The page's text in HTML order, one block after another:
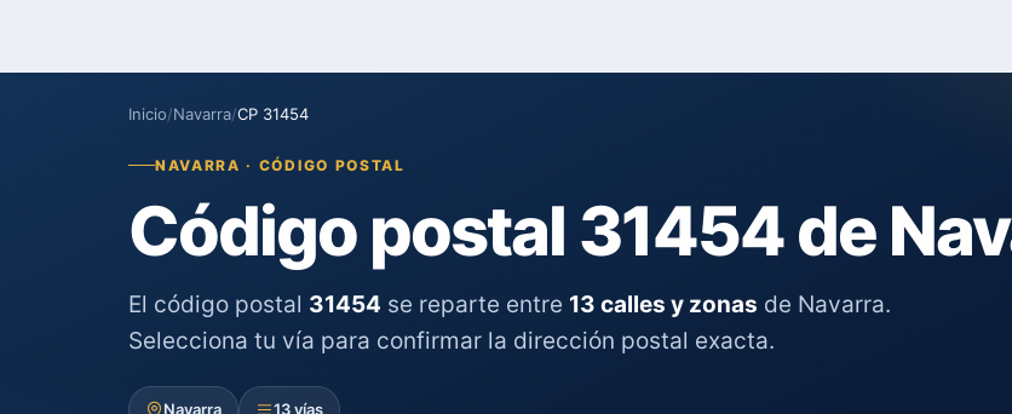
Inicio/Navarra/CP 31454
NAVARRA · CÓDIGO POSTAL
Código postal 31454 de
El código postal 31454 se reparte entre 13 calles y zonas de Navarra.
Selecciona tu vía para confirmar la dirección postal exacta.
Navarra 13 vías